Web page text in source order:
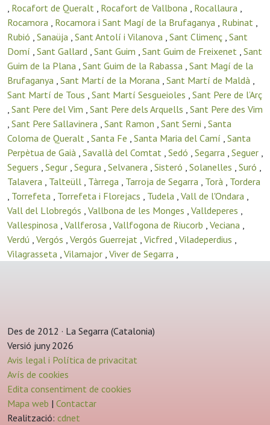
, Rocafort de Queralt , Rocafort de Vallbona , Rocallaura ,
Rocamora , Rocamora i Sant Magí de la Brufaganya , Rubinat ,
Rubió , Sanaüja , Sant Antolí i Vilanova , Sant Climenç , Sant
Domí , Sant Gallard , Sant Guim , Sant Guim de Freixenet , Sant
Guim de la Plana , Sant Guim de la Rabassa , Sant Magí de la
Brufaganya , Sant Martí de la Morana , Sant Martí de Maldà ,
Sant Martí de Tous , Sant Martí Sesgueioles , Sant Pere de l’Arç
, Sant Pere del Vim , Sant Pere dels Arquells , Sant Pere des Vim
, Sant Pere Sallavinera , Sant Ramon , Sant Serni , Santa
Coloma de Queralt , Santa Fe , Santa Maria del Camí , Santa
Perpètua de Gaià , Savallà del Comtat , Sedó , Segarra , Seguer ,
Seguers , Segur , Segura , Selvanera , Sisteró , Solanelles , Suró ,
Talavera , Talteüll , Tàrrega , Tarroja de Segarra , Torà , Tordera
, Torrefeta , Torrefeta i Florejacs , Tudela , Vall de l'Ondara ,
Vall del Llobregós , Vallbona de les Monges , Valldeperes ,
Vallespinosa , Vallferosa , Vallfogona de Riucorb , Veciana ,
Verdú , Vergós , Vergós Guerrejat , Vicfred , Viladeperdius ,
Vilagrasseta , Vilamajor , Viver de Segarra ,
Des de 2012 · La Segarra (Catalonia)
Versió juny 2026
Avis legal i Política de privacitat
Avís de cookies
Edita consentiment de cookies
Mapa web | Contactar
Realització: cdnet